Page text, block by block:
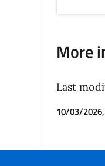
More
Last
10/03/